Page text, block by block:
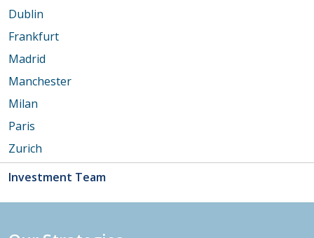
Dublin
Frankfurt
Madrid
Manchester
Milan
Paris
Zurich
Investment Team